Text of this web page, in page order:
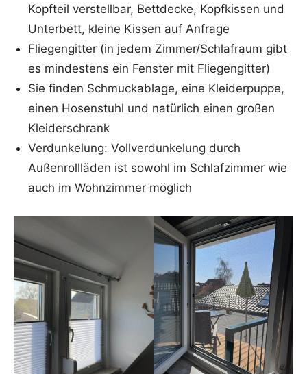
2023
Kopfteil verstellbar, Bettdecke, Kopfkissen und
Unterbett, kleine Kissen auf Anfrage
Fliegengitter (in jedem Zimmer/Schlafraum gibt
es mindestens ein Fenster mit Fliegengitter)
Sie finden Schmuckablage, eine Kleiderpuppe,
einen Hosenstuhl und natürlich einen großen
Kleiderschrank
Verdunkelung: Vollverdunkelung durch
Außenrollläden ist sowohl im Schlafzimmer wie
auch im Wohnzimmer möglich